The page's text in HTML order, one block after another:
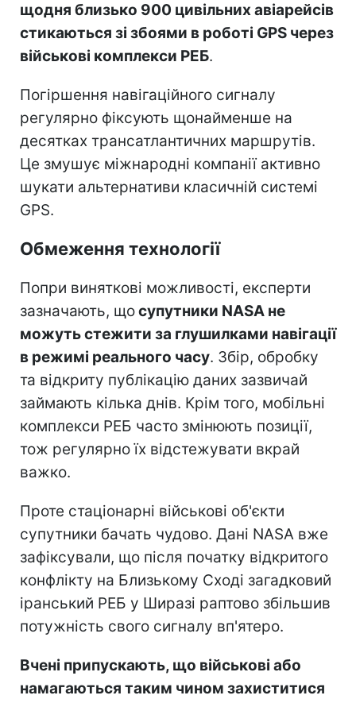
щодня близько 900 цивільних авіарейсів
стикаються зі збоями в роботі GPS через
військові комплекси РЕБ.
Погіршення навігаційного сигналу
регулярно фіксують щонайменше на
десятках трансатлантичних маршрутів.
Це змушує міжнародні компанії активно
шукати альтернативи класичній системі
GPS.
Обмеження технології
Попри виняткові можливості, експерти
зазначають, щосупутники NASA не
можуть стежити за глушилками навігації
в режимі реального часу. Збір, обробку
та відкриту публікацію даних зазвичай
займають кілька днів. Крім того, мобільні
комплекси РЕБ часто змінюють позиції,
тож регулярно їх відстежувати вкрай
важко.
Проте стаціонарні військові об'єкти
супутники бачать чудово. Дані NASA вже
зафіксували, що після початку відкритого
конфлікту на Близькому Сході загадковий
іранський РЕБ у Ширазі раптово збільшив
потужність свого сигналу вп'ятеро.
Вчені припускають, що військові або
намагаються таким чином захиститися